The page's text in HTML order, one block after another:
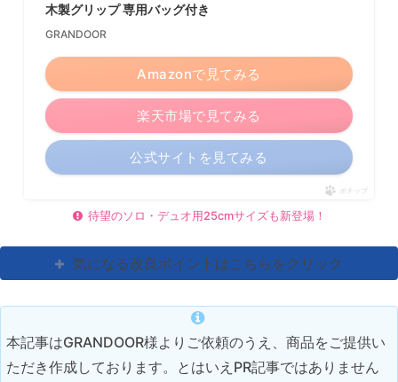
木製グリップ 専用バッグ付き
GRANDOOR
Amazonで見てみる
楽天市場で見てみる
公式サイトを見てみる
ポチップ
待望のソロ・デュオ用25cmサイズも新登場！
気になる改良ポイントはこちらをクリック
本記事はGRANDOOR様よりご依頼のうえ、商品をご提供い
ただき作成しております。とはいえPR記事ではありません